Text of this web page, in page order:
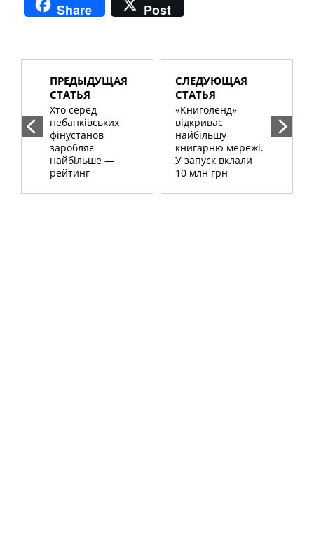
Share Post
ПРЕДЫДУЩАЯ
СТАТЬЯ
Хто серед
небанківських
фінустанов
заробляє
найбільше —
рейтинг
СЛЕДУЮЩАЯ
СТАТЬЯ
«Книголенд»
відкриває
найбільшу
книгарню мережі.
У запуск вклали
10 млн грн